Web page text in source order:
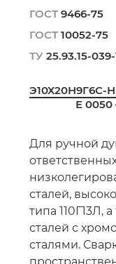
ГОСТ 9466-75
ГОСТ 10052-75
ТУ 25.93.15-
Э10Х20Н9Г6С-
Е 0050
Для ручной
сталей,
типа 110Г13Л,
сталей с
сталями.